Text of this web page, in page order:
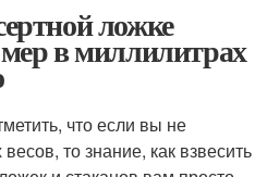
ложке
в миллилитрах
что если вы не
то знание, как взвесить